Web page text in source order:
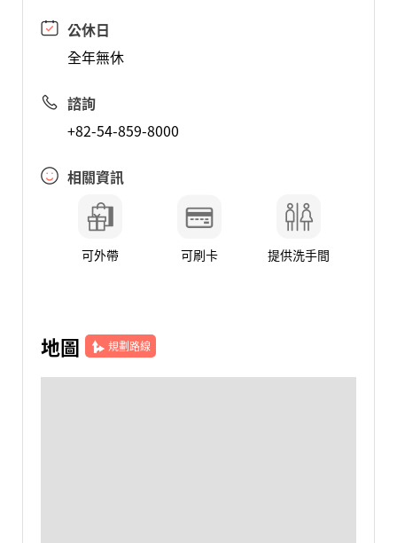
公休日
全年無休
諮詢
+82-54-859-8000
相關資訊
可外帶 可刷卡 提供洗手間
地圖 規劃路線